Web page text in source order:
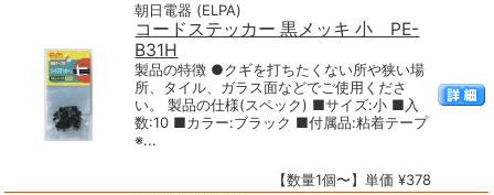
朝日電器 (ELPA)
コードステッカー 黒メッキ 小 PE-
B31H
製品の特徴 ●クギを打ちたくない所や狭い場
所、タイル、ガラス面などでご使用くださ
い。 製品の仕様(スペック) ■サイズ:小 ■入
数:10 ■カラー:ブラック ■付属品:粘着テープ
※...
【数量1個〜】単価 ¥378